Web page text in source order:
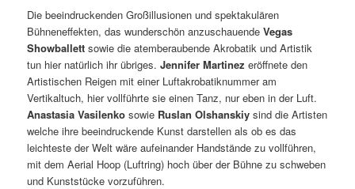
Die beeindruckenden Großillusionen und spektakulären
Bühneneffekten, das wunderschön anzuschauendeVegas
Showballett sowie die atemberaubende Akrobatik und Artistik
tun hier natürlich ihr übriges.Jennifer Martinez eröffnete den
Artistischen Reigen mit einer Luftakrobatiknummer am
Vertikaltuch, hier vollführte sie einen Tanz, nur eben in der Luft.
Anastasia Vasilenko sowie Ruslan Olshanskiy sind die Artisten
welche ihre beeindruckende Kunst darstellen als ob es das
leichteste der Welt wäre aufeinander Handstände zu vollführen,
mit dem Aerial Hoop (Luftring) hoch über der Bühne zu schweben
und Kunststücke vorzuführen.